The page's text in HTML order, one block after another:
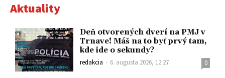
Aktuality
Deň otvorených dverí na PMJ v
Trnave! Máš na to byť prvý tam,
kde ide o sekundy?
redakcia - 6. augusta 2026, 12:27 0